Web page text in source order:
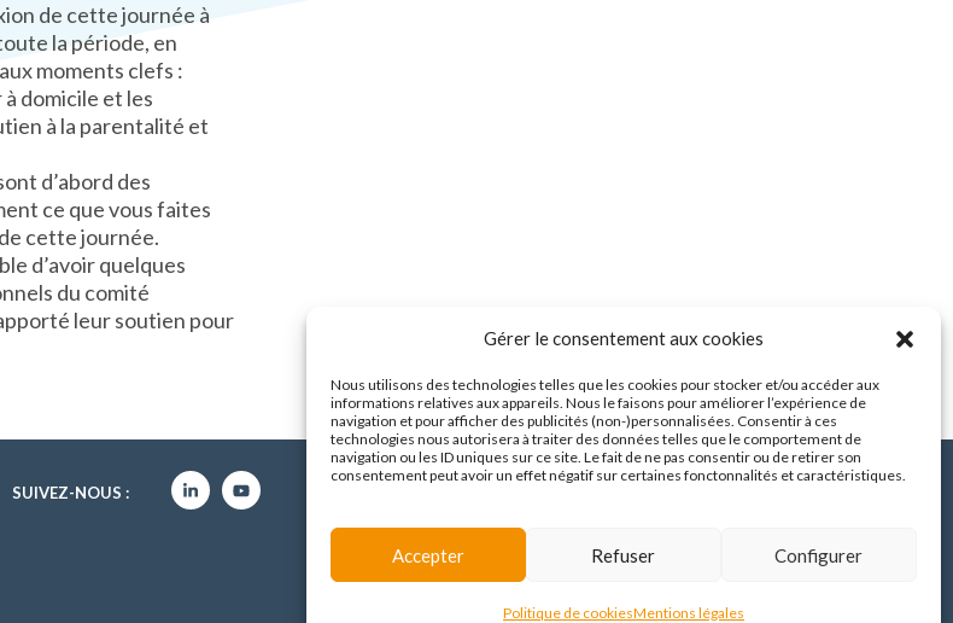
Gérer le consentement aux cookies
Nous utilisons des technologies telles que les cookies pour stocker et/ou accéder aux
informations relatives aux appareils. Nous le faisons pour améliorer l’expérience de
navigation et pour afficher des publicités (non-)personnalisées. Consentir à ces
technologies nous autorisera à traiter des données telles que le comportement de
navigation ou les ID uniques sur ce site. Le fait de ne pas consentir ou de retirer son
consentement peut avoir un effet négatif sur certaines fonctonnalités et caractéristiques.
Accepter Refuser Configurer
Politique de cookiesMentions légales
de cette journée à
la période, en
moments clefs :
domicile et les
à la parentalité et
d’abord des
ce que vous faites
cette journée.
d’avoir quelques
du comité
leur soutien pour
SUIVEZ-NOUS :
Espace familles
Mentions légales/Contact